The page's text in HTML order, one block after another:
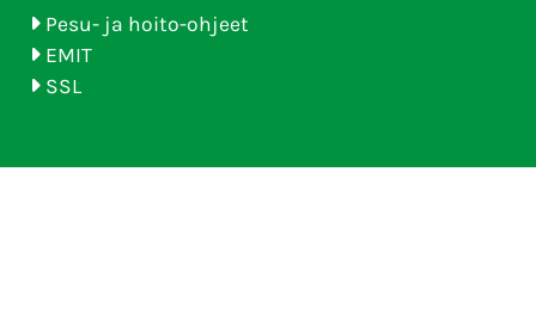
Pesu- ja hoito-ohjeet
EMIT
SSL